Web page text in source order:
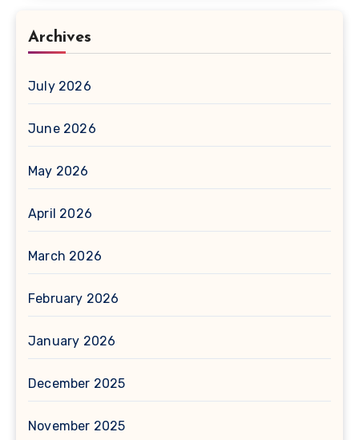
Archives
July 2026
June 2026
May 2026
April 2026
March 2026
February 2026
January 2026
December 2025
November 2025